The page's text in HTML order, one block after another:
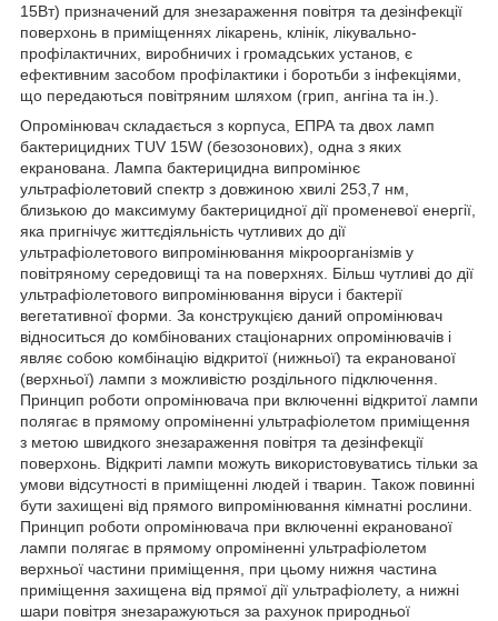
15Вт) призначений для знезараження повітря та дезінфекції
поверхонь в приміщеннях лікарень, клінік, лікувально-
профілактичних, виробничих і громадських установ, є
ефективним засобом профілактики і боротьби з інфекціями,
що передаються повітряним шляхом (грип, ангіна та ін.).
Опромінювач складається з корпуса, ЕПРА та двох ламп
бактерицидних ТUV 15W (безозонових), одна з яких
екранована. Лампа бактерицидна випромінює
ультрафіолетовий спектр з довжиною хвилі 253,7 нм,
близькою до максимуму бактерицидної дії променевої енергії,
яка пригнічує життєдіяльність чутливих до дії
ультрафіолетового випромінювання мікроорганізмів у
повітряному середовищі та на поверхнях. Більш чутливі до дії
ультрафіолетового випромінювання віруси і бактерії
вегетативної форми. За конструкцією даний опромінювач
відноситься до комбінованих стаціонарних опромінювачів і
являє собою комбінацію відкритої (нижньої) та екранованої
(верхньої) лампи з можливістю роздільного підключення.
Принцип роботи опромінювача при включенні відкритої лампи
полягає в прямому опроміненні ультрафіолетом приміщення
з метою швидкого знезараження повітря та дезінфекції
поверхонь. Відкриті лампи можуть використовуватись тільки за
умови відсутності в приміщенні людей і тварин. Також повинні
бути захищені від прямого випромінювання кімнатні рослини.
Принцип роботи опромінювача при включенні екранованої
лампи полягає в прямому опроміненні ультрафіолетом
верхньої частини приміщення, при цьому нижня частина
приміщення захищена від прямої дії ультрафіолету, а нижні
шари повітря знезаражуються за рахунок природньої